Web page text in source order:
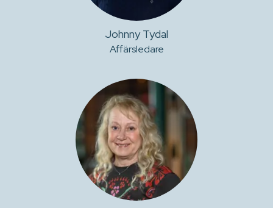
Johnny Tydal
Affärsledare